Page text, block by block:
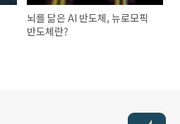
뇌를 닮은 AI 반도체, 뉴로모픽
반도체란?